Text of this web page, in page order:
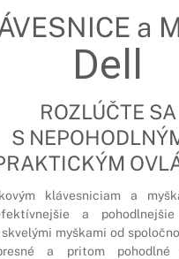
a
Dell
ROZLÚČTE SA
S
klávesniciam a
a
skvelými myškami od
a pritom pohodlné